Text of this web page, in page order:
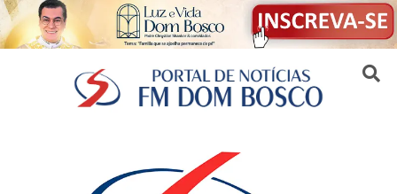
Sair da versão mobile